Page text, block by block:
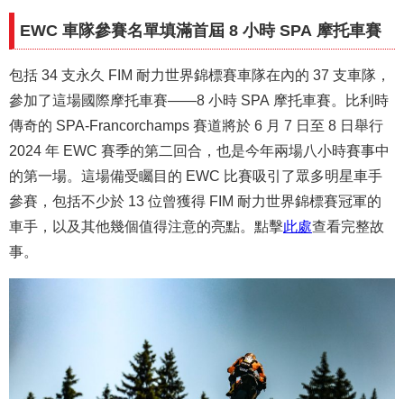
EWC 車隊參賽名單填滿首屆 8 小時 SPA 摩托車賽
包括 34 支永久 FIM 耐力世界錦標賽車隊在內的 37 支車隊，
參加了這場國際摩托車賽——8 小時 SPA 摩托車賽。比利時
傳奇的 SPA-Francorchamps 賽道將於 6 月 7 日至 8 日舉行
2024 年 EWC 賽季的第二回合，也是今年兩場八小時賽事中
的第一場。這場備受矚目的 EWC 比賽吸引了眾多明星車手
參賽，包括不少於 13 位曾獲得 FIM 耐力世界錦標賽冠軍的
車手，以及其他幾個值得注意的亮點。點擊此處查看完整故
事。